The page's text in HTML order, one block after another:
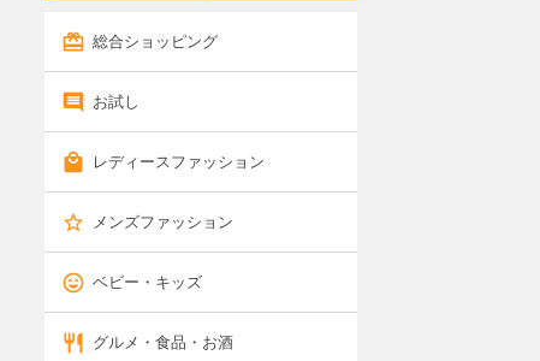
総合ショッピング
お試し
レディースファッション
メンズファッション
ベビー・キッズ
グルメ・食品・お酒